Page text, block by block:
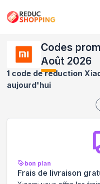
Codes
Août 2026
1 code de réduction
aujourd'hui
bon plan
Frais de livraison